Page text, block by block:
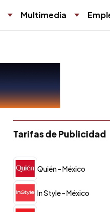
Multimedia
Tarifas de Publicidad
Quién - México
In Style - México